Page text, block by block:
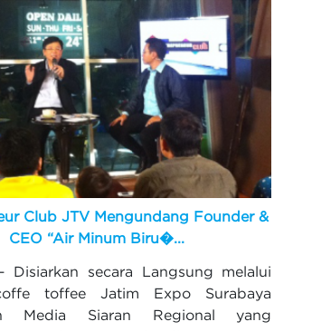
Club JTV Mengundang Founder &
CEO “Air Minum Biru�...
Disiarkan secara Langsung melalui
toffee Jatim Expo Surabaya
Media Siaran Regional yang